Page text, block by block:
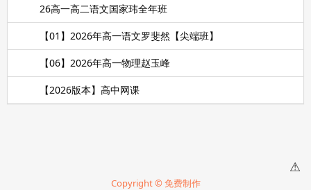
26高一高二语文国家玮全年班
【01】2026年高一语文罗斐然【尖端班】
【06】2026年高一物理赵玉峰
【2026版本】高中网课
Copyright © 免费制作
⚠